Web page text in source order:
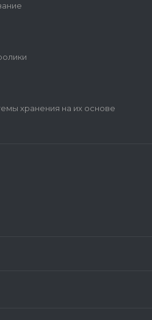
хранения на их основе